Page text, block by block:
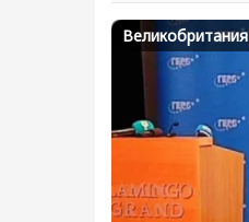
Великобритания